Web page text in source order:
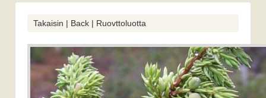
Takaisin | Back | Ruovttoluotta